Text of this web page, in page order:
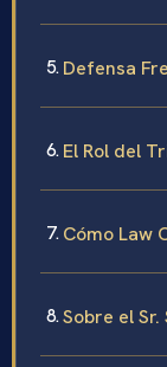
Defensa
El Rol del
Cómo Law
Sobre el